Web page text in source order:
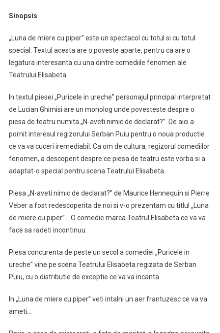
Sinopsis
„Luna de miere cu piper” este un spectacol cu totul si cu totul
special. Textul acesta are o poveste aparte, pentru ca are o
legatura interesanta cu una dintre comediile fenomen ale
Teatrului Elisabeta.
In textul piesei „Puricele in ureche” personajul principal interpretat
de Lucian Ghimisi are un monolog unde povesteste despre o
piesa de teatru numita „N-aveti nimic de declarat?”. De aici a
pornit interesul regizorului Serban Puiu pentru o noua productie
ce va va cuceri iremediabil. Ca om de cultura, regizorul comediilor
fenomen, a descoperit despre ce piesa de teatru este vorba si a
adaptat-o special pentru scena Teatrului Elisabeta.
Piesa „N-aveti nimic de declarat?” de Maurice Hennequin si Pierre
Veber a fost redescoperita de noi si v-o prezentam cu titlul „Luna
de miere cu piper”… O comedie marca Teatrul Elisabeta ce va va
face sa radeti incontinuu.
Piesa concurenta de peste un secol a comediei „Puricele in
ureche” vine pe scena Teatrului Elisabeta regizata de Serban
Puiu, cu o distributie de exceptie ce va va incanta.
In „Luna de miere cu piper” veti intalni un aer frantuzesc ce va va
ameti…